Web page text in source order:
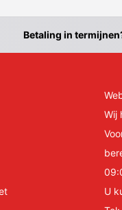
Betaling in
Wij
U